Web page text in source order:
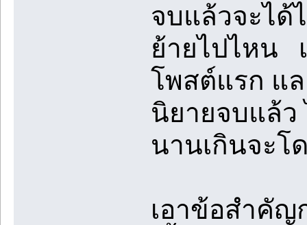
จบแล้วจะได้
ย้ายไปไหน
โพสต์แรก แ
นิยายจบแล้ว
นานเกินจะโ
เอาข้อสำคัญ